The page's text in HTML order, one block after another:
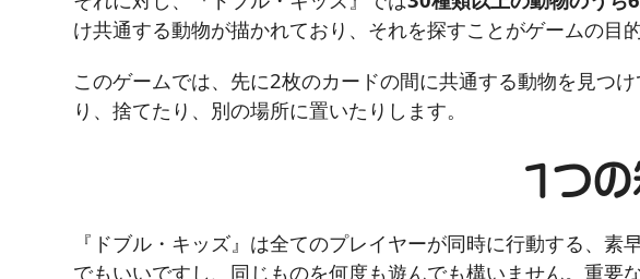
け共通する動物が描かれており、それを探すことがゲームの目的
このゲームでは、先に2枚のカードの間に共通する動物を見つ
り、捨てたり、別の場所に置いたりします。
1つ
『ドブル・キッズ』は全てのプレイヤーが同時に行動する、
でもいいですし、同じものを何度も遊んでも構いません。重要